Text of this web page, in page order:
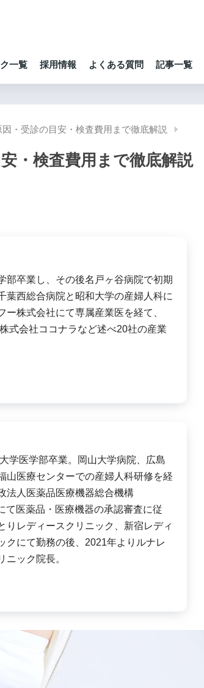
一覧 採用情報 よくある質問 記事一覧
・受診の目安・検査費用まで徹底解説
・検査費用まで徹底解説
部卒業し、その後名戸ヶ谷病院で初期
葉西総合病院と昭和大学の産婦人科に
ー株式会社にて専属産業医を経て、
式会社ココナラなど述べ20社の産業
学医学部卒業。岡山大学病院、広島
山医療センターでの産婦人科研修を経
法人医薬品医療機器総合機構
て医薬品・医療機器の承認審査に従
りレディースクリニック、新宿レディ
クにて勤務の後、2021年よりルナレ
ニック院長。